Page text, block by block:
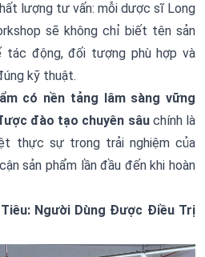
lượng tư vấn: mỗi dược sĩ Long
sẽ không chỉ biết tên sản
tác động, đối tượng phù hợp và
kỹ thuật.
có nền tảng lâm sàng vững
đào tạo chuyên sâuchính là
thực sự trong trải nghiệm của
sản phẩm lần đầu đến khi hoàn
Người Dùng Được Điều Trị